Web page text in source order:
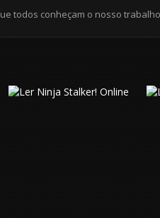
todos conheçam o nosso